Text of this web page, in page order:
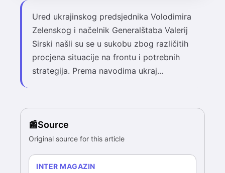
Ured ukrajinskog predsjednika Volodimira
Zelenskog i načelnik Generalštaba Valerij
Sirski našli su se u sukobu zbog različitih
procjena situacije na frontu i potrebnih
strategija. Prema navodima ukraj...
Source
Original source for this article
INTER MAGAZIN